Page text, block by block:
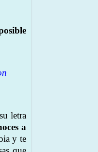
letra
a
y te